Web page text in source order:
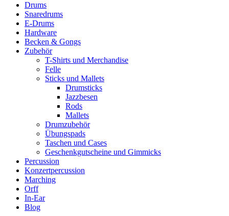
Drums
Snaredrums
E-Drums
Hardware
Becken & Gongs
Zubehör
T-Shirts und Merchandise
Felle
Sticks und Mallets
Drumsticks
Jazzbesen
Rods
Mallets
Drumzubehör
Übungspads
Taschen und Cases
Geschenkgutscheine und Gimmicks
Percussion
Konzertpercussion
Marching
Orff
In-Ear
Blog